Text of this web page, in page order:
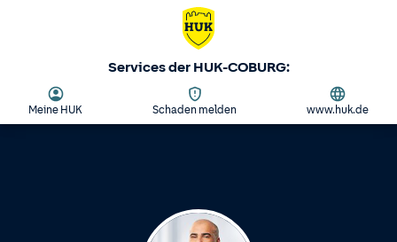
Services der HUK-COBURG:
Meine HUK Schaden melden www.huk.de